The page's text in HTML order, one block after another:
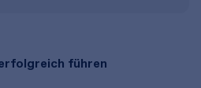
führen